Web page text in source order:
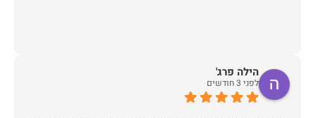
הילה פרג'
לפני 3 חודשים